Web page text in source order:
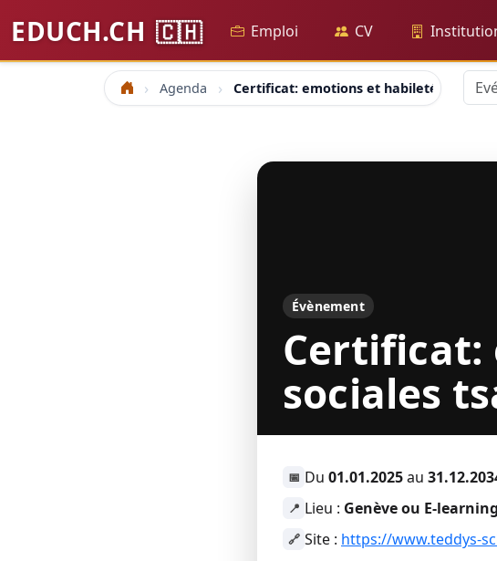
EDUCH.CH 🇨🇭 Emploi CV
Accueil Agenda Certificat: emotions et habiletés
Évènement
Certificat:
sociales
📅 Du 01.01.2025au
📍 Lieu : Genève ou E-learning
🔗 Site : https://www.teddys-